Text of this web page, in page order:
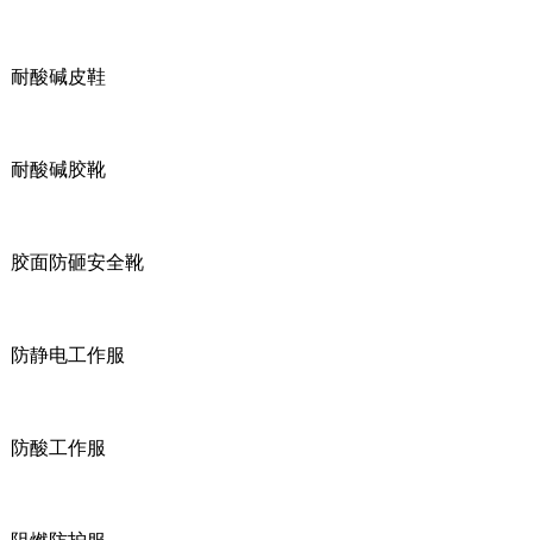
耐酸碱皮鞋
耐酸碱胶靴
胶面防砸安全靴
防静电工作服
防酸工作服